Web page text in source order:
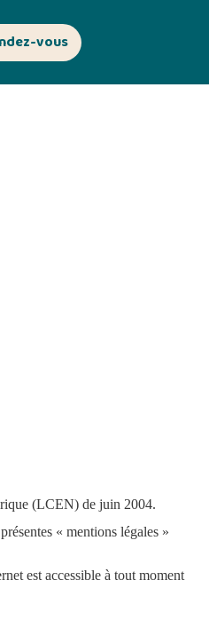
vous
(LCEN) de juin 2004.
« mentions légales »
est accessible à tout moment